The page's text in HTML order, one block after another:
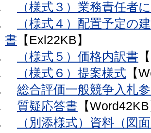
（様式３）業務責任者
（様式４）配置予定の
書 【Exl22KB】
（様式５）価格内訳書
（様式６）提案様式 【
総合評価一般競争入札
質疑応答書 【Word42KB
（別添様式）資料（図